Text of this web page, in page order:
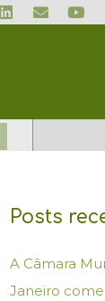
L
i
E
n
Y
o
Posts
A Câmara
Janeiro